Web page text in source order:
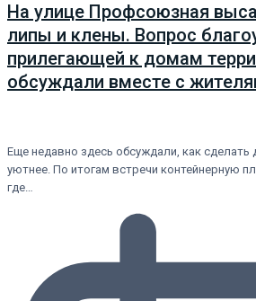
На улице Профсоюзная
липы и клены. Вопрос
прилегающей к домам
обсуждали вместе с
Еще недавно здесь обсуждали, как
уютнее. По итогам встречи контейнерную
где…